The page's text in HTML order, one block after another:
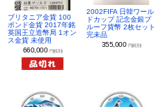
ブリタニア金貨 100
ポンド金貨 2017年銘
英国王立造幣局 1オン
ス金貨 未使用
660,000 円(税別)
2002FIFA 日韓ワール
ドカップ 記念金銀プ
ルーフ貨幣 2枚セット
完未品
355,000 円(税別)